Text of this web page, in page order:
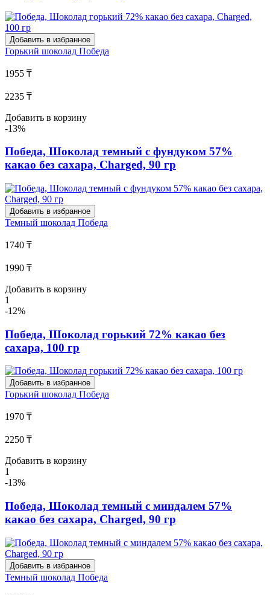
Добавить в избранное
Горький шоколад Победа
1955 ₸
2235 ₸
Добавить в корзину
-13%
Победа, Шоколад темный с фундуком 57%
какао без сахара, Charged, 90 гр
Добавить в избранное
Темный шоколад Победа
1740 ₸
1990 ₸
Добавить в корзину
1
-12%
Победа, Шоколад горький 72% какао без
сахара, 100 гр
Добавить в избранное
Горький шоколад Победа
1970 ₸
2250 ₸
Добавить в корзину
1
-13%
Победа, Шоколад темный с миндалем 57%
какао без сахара, Charged, 90 гр
Добавить в избранное
Темный шоколад Победа